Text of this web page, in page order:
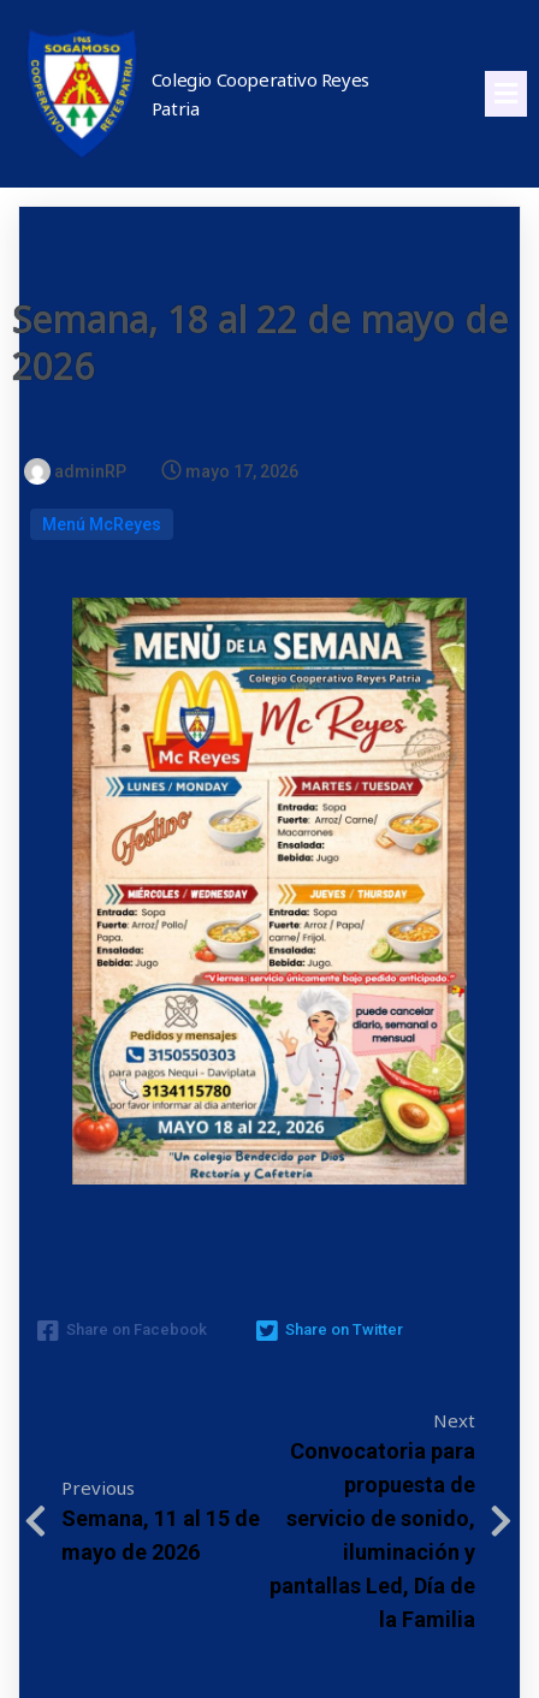
Colegio Cooperativo Reyes
Patria
Semana, 18 al 22 de mayo de
2026
adminRP mayo 17, 2026
Menú McReyes
Share on Facebook Share on Twitter
Previous
Semana, 11 al 15 de
mayo de 2026
Next
Convocatoria para
propuesta de
servicio de sonido,
iluminación y
pantallas Led, Día de
la Familia